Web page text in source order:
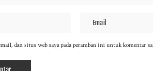
dan situs web saya pada peramban ini untuk komentar